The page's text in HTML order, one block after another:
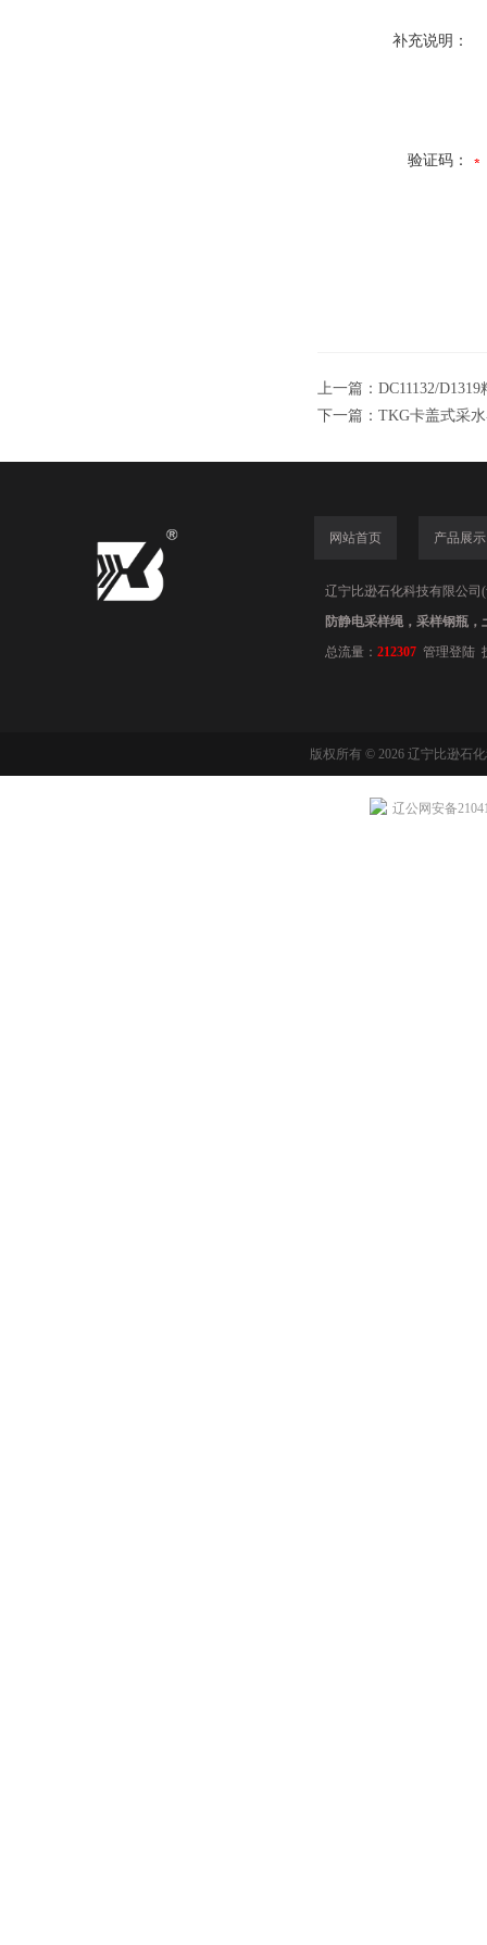
补充说明：
验证码：
上一篇： DC11132/
下一篇： TKG卡盖式采
网站首页 产品展示
辽宁比逊石化科技有限公司
防静电采样绳，采样钢瓶
总流量： 212307 管理登陆
版权所有 © 2026 辽宁比逊石
辽公网安备